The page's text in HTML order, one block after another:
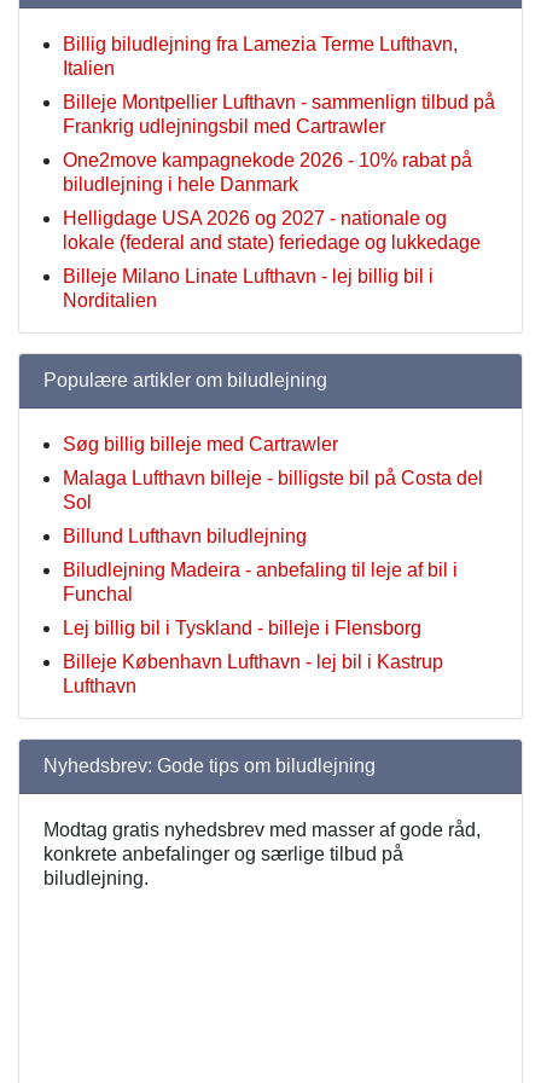
Billig biludlejning fra Lamezia Terme Lufthavn,
Italien
Billeje Montpellier Lufthavn - sammenlign tilbud på
Frankrig udlejningsbil med Cartrawler
One2move kampagnekode 2026 - 10% rabat på
biludlejning i hele Danmark
Helligdage USA 2026 og 2027 - nationale og
lokale (federal and state) feriedage og lukkedage
Billeje Milano Linate Lufthavn - lej billig bil i
Norditalien
Populære artikler om biludlejning
Søg billig billeje med Cartrawler
Malaga Lufthavn billeje - billigste bil på Costa del
Sol
Billund Lufthavn biludlejning
Biludlejning Madeira - anbefaling til leje af bil i
Funchal
Lej billig bil i Tyskland - billeje i Flensborg
Billeje København Lufthavn - lej bil i Kastrup
Lufthavn
Nyhedsbrev: Gode tips om biludlejning
Modtag gratis nyhedsbrev med masser af gode råd,
konkrete anbefalinger og særlige tilbud på
biludlejning.